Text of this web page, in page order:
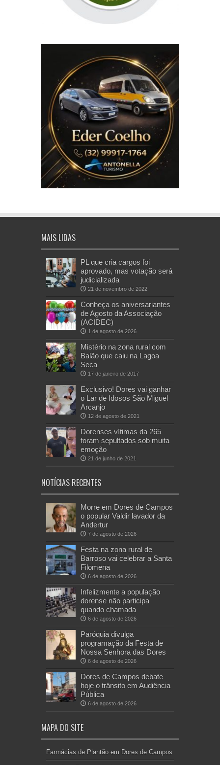
MAIS LIDAS
PL que cria cargos foi
aprovado, mas votação será
judicializada
21 de novembro de 2022
Conheça os aniversariantes
de Agosto da Associação
(ACIDEC)
1 de agosto de 2026
Mistério na zona rural com
Balão que caiu na Lagoa
Seca
17 de janeiro de 2017
Exclusivo! Dores vai ganhar
o Lar de Idosos São Miguel
Arcanjo
12 de agosto de 2021
Dorenses vítimas da 265
foram sepultados sob muita
emoção
21 de junho de 2021
NOTÍCIAS RECENTES
Morre em Dores de Campos
o popular Valdir lavador da
Andertur
7 de agosto de 2026
Festa na zona rural de
Barroso vai celebrar a Santa
Filomena
6 de agosto de 2026
Infelizmente a população
dorense não participa
quando chamada
6 de agosto de 2026
Paróquia divulga
programação da Festa de
Nossa Senhora das Dores
6 de agosto de 2026
Dores de Campos debate
hoje o trânsito em Audiência
Pública
6 de agosto de 2026
MAPA DO SITE
Farmácias de Plantão em Dores de Campos